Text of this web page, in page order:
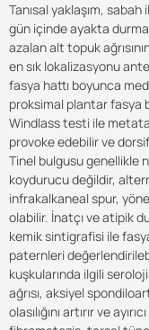
Tanısal yaklaşım,
gün içinde ayakta
azalan alt topuk
en sık lokalizasyonu
fasya hattı boyunca
proksimal plantar fasya
Windlass testi ile
provoke edebilir ve
Tinel bulgusu genellikle
koydurucu değildir,
infrakalkaneal spur,
olabilir. İnatçı ve atipik
kemik sintigrafisi ile
paternleri
kuşkularında ilgili
ağrısı, aksiyel
olasılığını artırır ve